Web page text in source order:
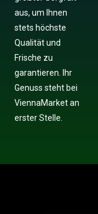
aus, um Ihnen
stets höchste
Qualität und
Frische zu
garantieren. Ihr
Genuss steht bei
ViennaMarket an
erster Stelle.